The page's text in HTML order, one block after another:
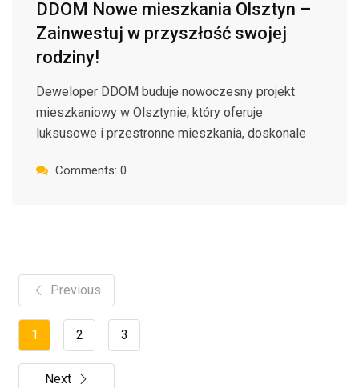
DDOM Nowe mieszkania Olsztyn –
Zainwestuj w przyszłość swojej
rodziny!
Deweloper DDOM buduje nowoczesny projekt
mieszkaniowy w Olsztynie, który oferuje
luksusowe i przestronne mieszkania, doskonale
Comments: 0
Previous
1 2 3
Next